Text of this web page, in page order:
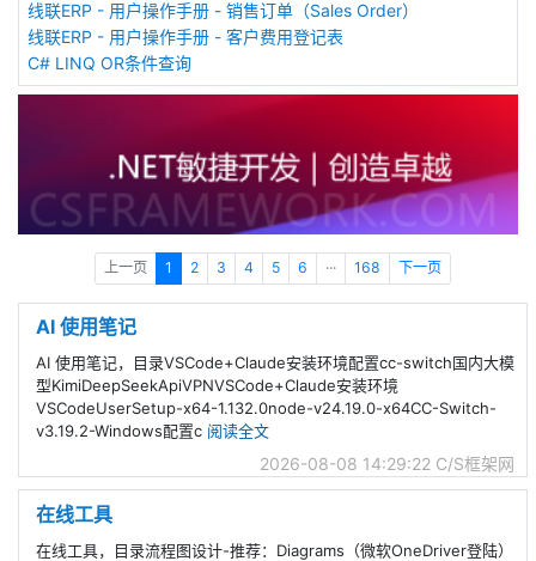
线联ERP - 用户操作手册 - 销售订单（Sales Order）
线联ERP - 用户操作手册 - 客户费用登记表
C# LINQ OR条件查询
上一页 1 2 3 4 5 6 ··· 168 下一页
AI 使用笔记
AI 使用笔记，目录VSCode+Claude安装环境配置cc-switch国内大模
型KimiDeepSeekApiVPNVSCode+Claude安装环境
VSCodeUserSetup-x64-1.132.0node-v24.19.0-x64CC-Switch-
v3.19.2-Windows配置c 阅读全文
2026-08-08 14:29:22 C/S框架网
在线工具
在线工具，目录流程图设计-推荐：Diagrams（微软OneDriver登陆）